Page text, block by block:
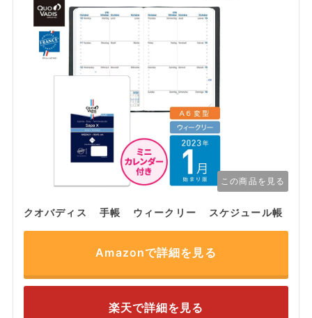
この商品を見る
クオバディス 手帳 ウィークリー スケジュール帳
Amazonで詳細を見る
楽天で詳細を見る